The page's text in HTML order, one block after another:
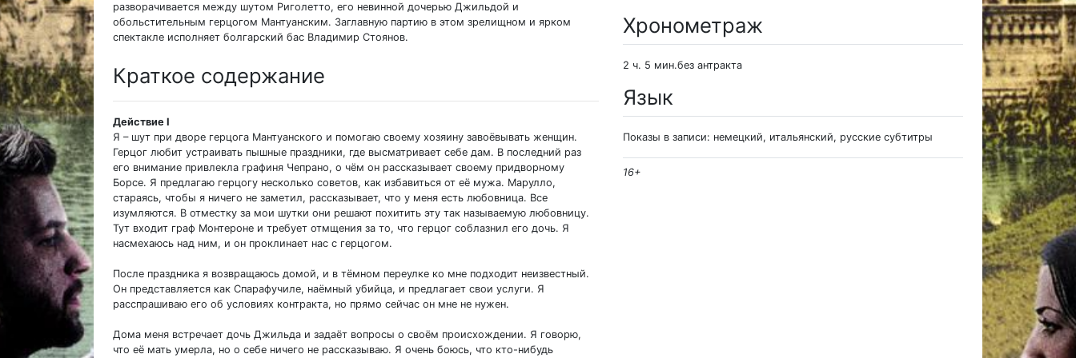
разворачивается между шутом Риголетто, его невинной дочерью Джильдой и
обольстительным герцогом Мантуанским. Заглавную партию в этом зрелищном и ярком
спектакле исполняет болгарский бас Владимир Стоянов.
Краткое содержание
Действие I
Я – шут при дворе герцога Мантуанского и помогаю своему хозяину завоёвывать женщин.
Герцог любит устраивать пышные праздники, где высматривает себе дам. В последний раз
его внимание привлекла графиня Чепрано, о чём он рассказывает своему придворному
Борсе. Я предлагаю герцогу несколько советов, как избавиться от её мужа. Марулло,
стараясь, чтобы я ничего не заметил, рассказывает, что у меня есть любовница. Все
изумляются. В отместку за мои шутки они решают похитить эту так называемую любовницу.
Тут входит граф Монтероне и требует отмщения за то, что герцог соблазнил его дочь. Я
насмехаюсь над ним, и он проклинает нас с герцогом.
После праздника я возвращаюсь домой, и в тёмном переулке ко мне подходит неизвестный.
Он представляется как Спарафучиле, наёмный убийца, и предлагает свои услуги. Я
расспрашиваю его об условиях контракта, но прямо сейчас он мне не нужен.
Дома меня встречает дочь Джильда и задаёт вопросы о своём происхождении. Я говорю,
что её мать умерла, но о себе ничего не рассказываю. Я очень боюсь, что кто-нибудь
Хронометраж
2 ч. 5 мин.без антракта
Язык
Показы в записи: немецкий, итальянский, русские субтитры
16+